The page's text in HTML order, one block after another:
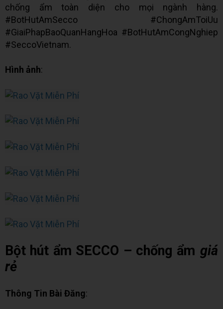
chống ẩm toàn diện cho mọi ngành hàng.
#BotHutAmSecco #ChongAmToiUu
#GiaiPhapBaoQuanHangHoa #BotHutAmCongNghiep
#SeccoVietnam.
Hình ảnh:
Bột hút ẩm SECCO – chống ẩm giá
rẻ
Thông Tin Bài Đăng: